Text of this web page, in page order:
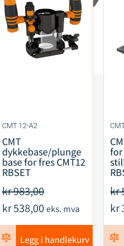
CMT 12-A2
CMT
dykkebase/plunge
base for fres CMT12
RBSET
kr983,00
kr538,00 eks. mva
Legg i handlekurv
for
kr
kr